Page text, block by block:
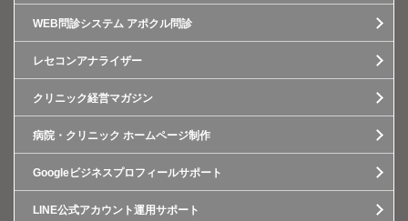
WEB問診システム アポクル問診
レセコンアナライザー
クリニック経営マガジン
病院・クリニック ホームページ制作
Googleビジネスプロフィールサポート
LINE公式アカウント運用サポート